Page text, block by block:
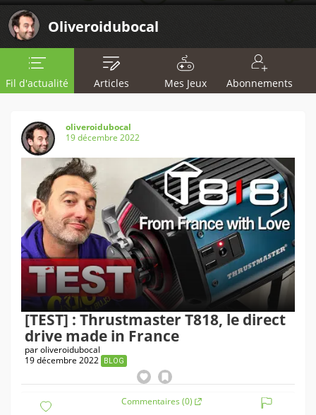
Oliveroidubocal
Fil d'actualité Articles Mes Jeux Abonnements
oliveroidubocal
19 décembre 2022
[TEST] : Thrustmaster T818, le direct
drive made in France
paroliveroidubocal
19 décembre 2022
BLOG
Commentaires (0)